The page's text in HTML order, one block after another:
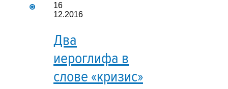
16
12.2016
Два
иероглифа в
слове «кризис»